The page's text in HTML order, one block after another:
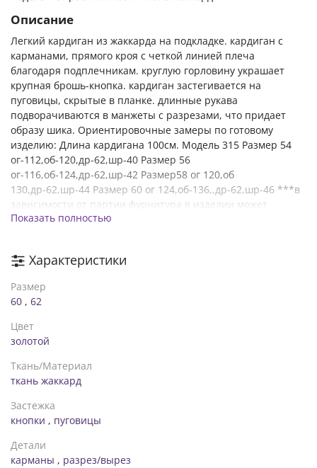
Описание
Легкий кардиган из жаккарда на подкладке. кардиган с
карманами, прямого кроя с четкой линией плеча
благодаря подплечникам. круглую горловину украшает
крупная брошь-кнопка. кардиган застегивается на
пуговицы, скрытые в планке. длинные рукава
подворачиваются в манжеты с разрезами, что придает
образу шика. Ориентировочные замеры по готовому
изделию: Длина кардигана 100см. Модель 315 Размер 54
ог-112,об-120,др-62,шр-40 Размер 56
ог-116,об-124,др-62,шр-42 Размер58 ог 120,об
130,др-62,шр-44 Размер 60 ог 124,об-136,,др-62,шр-46 ***в
зависимости от партии фурнитура в изделии может
меняться
Показать полностью
Характеристики
Размер
60 , 62
Цвет
золотой
Ткань/Материал
ткань жаккард
Застежка
кнопки , пуговицы
Детали
карманы , разрез/вырез